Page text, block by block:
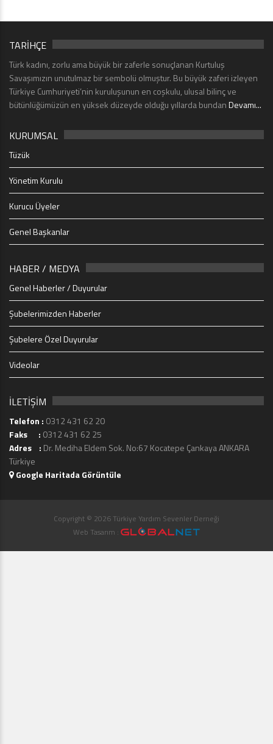
TARİHÇE
Türk kadını, zorlu ama büyük bir zaferle sonuçlanan Kurtuluş
Savaşımızın unutulmaz bir sembolü olmuştur. Bu büyük zaferi izleyen
Türkiye Cumhuriyeti’nin kuruluşunun en coşkulu, ulusal bilinç ve
bütünlüğümüzün en yüksek düzeyde olduğu yıllarda bundanDevamı...
KURUMSAL
Tüzük
Yönetim Kurulu
Kurucu Üyeler
Genel Başkanlar
HABER / MEDYA
Genel Haberler / Duyurular
Şubelerimizden Haberler
Şubelere Özel Duyurular
Videolar
İLETİŞİM
Telefon : 0312 431 62 20
Faks : 0312 431 62 25
Adres : Dr. Mediha Eldem Sok. No:67 Kocatepe Çankaya ANKARA
Türkiye
Google Haritada Görüntüle
Copyright © 2026 Türkiye Yardım Sevenler Derneği
Web Tasarım :